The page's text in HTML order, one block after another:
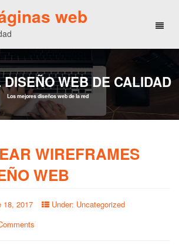
web
DISEÑO WEB DE CALIDAD
Los mejores diseños web de la red
WIREFRAMES
WEB
18, 2017 Under: Uncategorized